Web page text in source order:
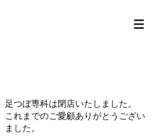
足つぼ専科は閉店いたしました。
これまでのご愛顧ありがとうござい
ました。